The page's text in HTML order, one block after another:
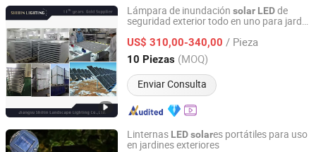
Lámpara de inundación solar LEDde
seguridad exterior todo en uno para jardín
US$ 310,00-340,00 / Pieza
10 Piezas (MOQ)
Enviar Consulta
Jiangsu Shixin Electric Group Co., Ltd.
Jiangsu, China Desde 2013
Linternas LEDsolares portátiles para uso
en jardines exteriores